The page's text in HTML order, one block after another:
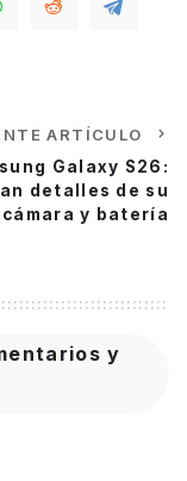
ARTÍCULO
Galaxy S26:
detalles de su
cámara y batería
y